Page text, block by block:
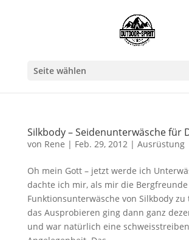
Seite wählen
Silkbody – Seidenunterwäsche für
von Rene | Feb. 29, 2012| Ausrüstung
Oh mein Gott – jetzt werde ich
dachte ich mir, als mir die
Funktionsunterwäsche von Silkbody zu
das Ausprobieren ging dann ganz
und war natürlich eine